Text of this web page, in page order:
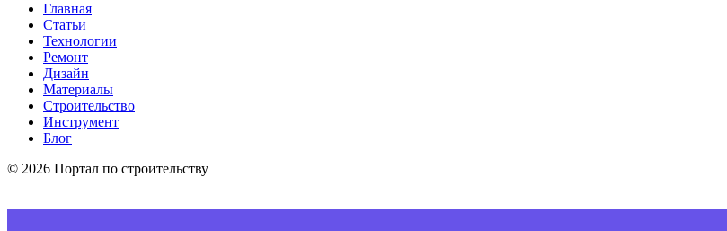
Главная
Статьи
Технологии
Ремонт
Дизайн
Материалы
Строительство
Инструмент
Блог
© 2026 Портал по строительству